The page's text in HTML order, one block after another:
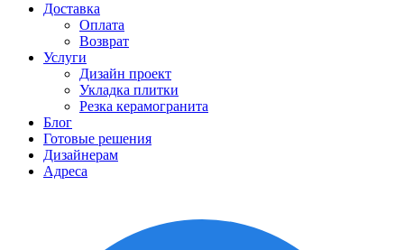
Доставка
Оплата
Возврат
Услуги
Дизайн проект
Укладка плитки
Резка керамогранита
Блог
Готовые решения
Дизайнерам
Адреса